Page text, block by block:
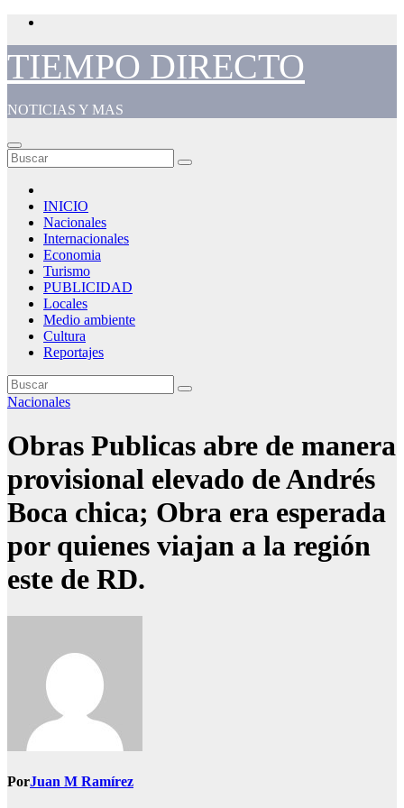
Saltar
contenido
TIEMPO DIRECTO
NOTICIAS Y MAS
INICIO
Nacionales
Internacionales
Economia
Turismo
PUBLICIDAD
Locales
Medio ambiente
Cultura
Reportajes
Nacionales
Obras Publicas abre de manera
provisional elevado de Andrés
Boca chica; Obra era esperada
por quienes viajan a la región
este de RD.
PorJuan M Ramírez